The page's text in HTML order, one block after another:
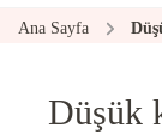
Ana Sayfa
Düşük